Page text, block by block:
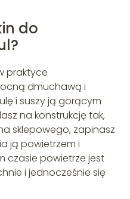
do
praktyce
dmuchawą i
i suszy ją gorącym
na konstrukcję tak,
sklepowego, zapinasz
ją powietrzem i
czasie powietrze jest
i jednocześnie się